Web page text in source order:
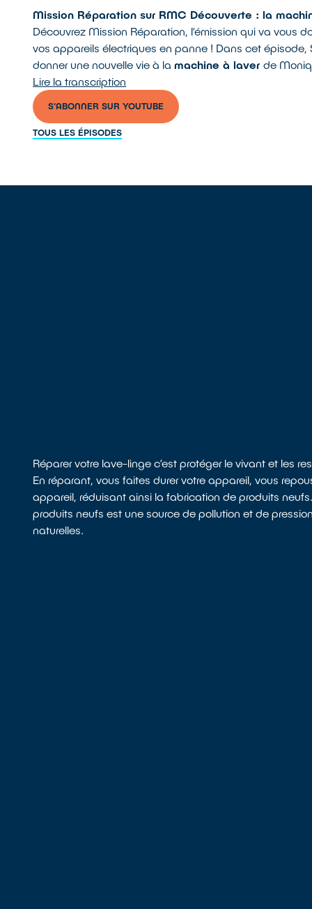
Mission Réparation sur RMC Découverte : la
Découvrez Mission Réparation, l’émission qui va vous
vos appareils électriques en panne ! Dans cet épisode,
donner une nouvelle vie à lamachine à laverde
Lire la transcription
S'ABONNER SUR YOUTUBE
TOUS LES ÉPISODES
Réparer votre lave-linge c’est protéger le vivant et les
En réparant, vous faites durer votre appareil, vous
appareil, réduisant ainsi la fabrication de produits
produits neufs est une source de pollution et de
naturelles.